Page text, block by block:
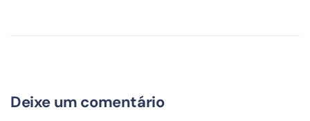
Deixe um comentário